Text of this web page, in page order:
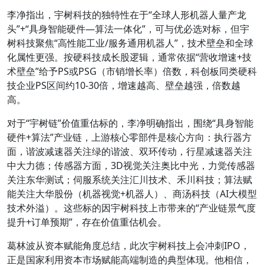
李净指出，宇树科技的独特性在于“全球人形机器人量产龙
头”+“具身智能硬件—算法一体化”，可与优必选对标，但宇
树科技聚焦“高性能工业/服务通用机器人”，技术壁垒和全球
化属性更强。按硬科技成长股逻辑，通常依据“营收增速+技
术壁垒”给予PS或PSG（市销增长率）倍数，科创板同类硬科
技企业PS区间约10-30倍，增速越高、壁垒越强，倍数越
高。
对于“宇树链”价值重估标的，李净明确指出，围绕“具身智能
硬件+算法”产业链，上游核心零部件是核心方向：执行器方
面，谐波减速器关注绿的谐波、双环传动，行星减速器关注
中大力德；传感器方面，3D视觉关注奥比中光，力觉传感器
关注东华测试；伺服系统关注汇川技术、禾川科技；算法赋
能关注大华股份（机器视觉+机器人）、商汤科技（AI大模型
技术外溢）。这些标的因宇树科技上市带来的“产业链景气度
提升+订单预期”，存在价值重估机会。
葛林波从资本赋能角度总结，此次宇树科技上会冲刺IPO，
正是国家利用资本市场赋能高端制造的典型体现。他相信，